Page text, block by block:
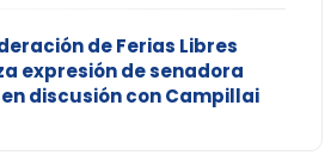
de Ferias Libres
expresión de senadora
discusión con Campillai